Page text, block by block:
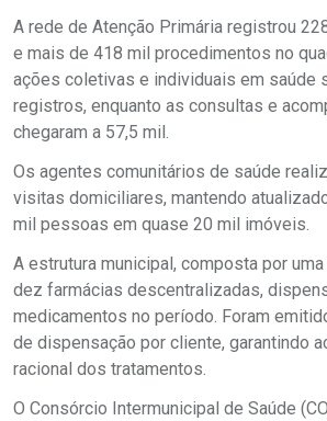
A rede de Atenção Primária registrou
e mais de 418 mil procedimentos no
ações coletivas e individuais em saúde
registros, enquanto as consultas e
chegaram a 57,5 mil.
Os agentes comunitários de saúde
visitas domiciliares, mantendo
mil pessoas em quase 20 mil imóveis.
A estrutura municipal, composta por
dez farmácias descentralizadas,
medicamentos no período. Foram
de dispensação por cliente, garantindo
racional dos tratamentos.
O Consórcio Intermunicipal de Saúde